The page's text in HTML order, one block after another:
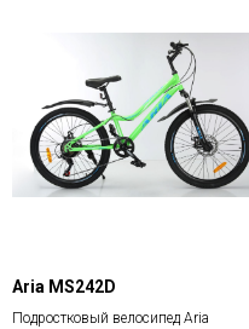
Aria MS242D
Подростковый велосипед Aria